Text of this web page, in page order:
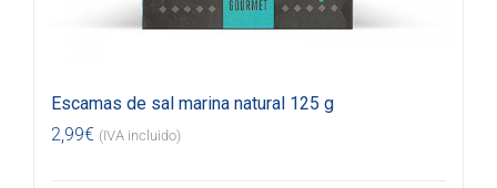
Escamas de sal marina natural 125 g
2,99€ (IVA incluido)